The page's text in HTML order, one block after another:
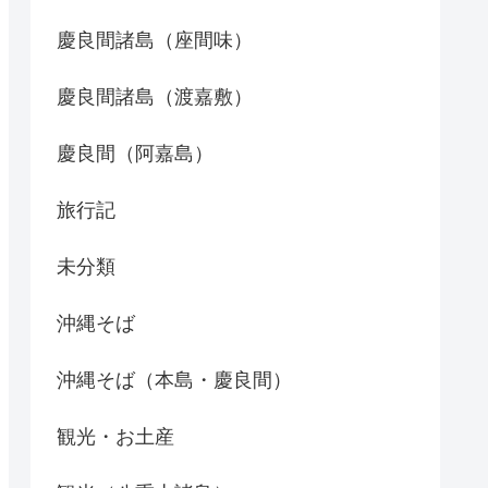
慶良間諸島（座間味）
慶良間諸島（渡嘉敷）
慶良間（阿嘉島）
旅行記
未分類
沖縄そば
沖縄そば（本島・慶良間）
観光・お土産